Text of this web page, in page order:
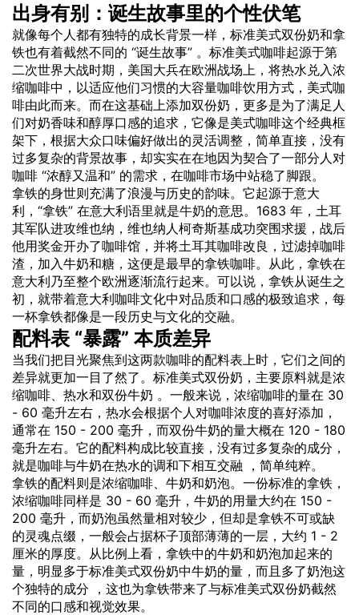
出身有别：诞生故事里的个性伏笔
就像每个人都有独特的成长背景一样，标准美式双份奶和拿
铁也有着截然不同的 “诞生故事” 。标准美式咖啡起源于第
二次世界大战时期，美国大兵在欧洲战场上，将热水兑入浓
缩咖啡中，以适应他们习惯的大容量咖啡饮用方式，美式咖
啡由此而来。而在这基础上添加双份奶，更多是为了满足人
们对奶香味和醇厚口感的追求，它像是美式咖啡这个经典框
架下，根据大众口味偏好做出的灵活调整，简单直接，没有
过多复杂的背景故事，却实实在在地因为契合了一部分人对
咖啡 “浓醇又温和” 的需求，在咖啡市场中站稳了脚跟。
拿铁的身世则充满了浪漫与历史的韵味。它起源于意大
利，“拿铁” 在意大利语里就是牛奶的意思。1683 年，土耳
其军队进攻维也纳，维也纳人柯奇斯基成功突围求援，战后
他用奖金开办了咖啡馆，并将土耳其咖啡改良，过滤掉咖啡
渣，加入牛奶和糖，这便是最早的拿铁咖啡。从此，拿铁在
意大利乃至整个欧洲逐渐流行起来。可以说，拿铁从诞生之
初，就带着意大利咖啡文化中对品质和口感的极致追求，每
一杯拿铁都像是一段历史与文化的交融。
配料表 “暴露” 本质差异
当我们把目光聚焦到这两款咖啡的配料表上时，它们之间的
差异就更加一目了然了。标准美式双份奶，主要原料就是浓
缩咖啡、热水和双份牛奶 。一般来说，浓缩咖啡的量在 30
- 60 毫升左右，热水会根据个人对咖啡浓度的喜好添加，
通常在 150 - 200 毫升，而双份牛奶的量大概在 120 - 180
毫升左右。它的配料构成比较直接，没有过多复杂的成分，
就是咖啡与牛奶在热水的调和下相互交融 ，简单纯粹。
拿铁的配料则是浓缩咖啡、牛奶和奶泡。一份标准的拿铁，
浓缩咖啡同样是 30 - 60 毫升，牛奶的用量大约在 150 -
200 毫升，而奶泡虽然量相对较少，但却是拿铁不可或缺
的灵魂点缀，一般会占据杯子顶部薄薄的一层，大约 1 - 2
厘米的厚度。从比例上看，拿铁中的牛奶和奶泡加起来的
量，明显多于标准美式双份奶中牛奶的量，而且多了奶泡这
个独特的成分 ，这也为拿铁带来了与标准美式双份奶截然
不同的口感和视觉效果。